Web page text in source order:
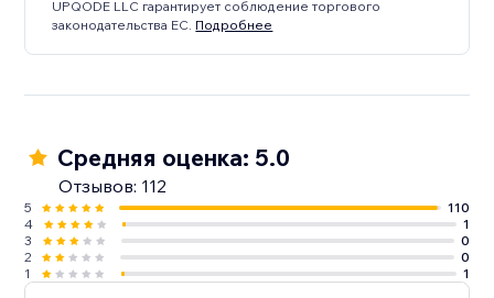
Сделайте вашу маркетинговую стратегию
увлекательной и интерактивной, поощряя
UPQODE LLC гарантирует соблюдение торгового
законодательства ЕС. Подробнее
Средняя оценка: 5.0
Отзывов: 112
5
110
4
1
3
0
2
0
1
1